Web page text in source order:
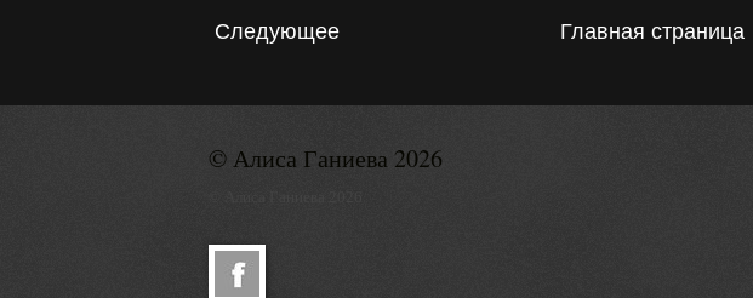
Следующее Главная страница
© Алиса Ганиева 2026